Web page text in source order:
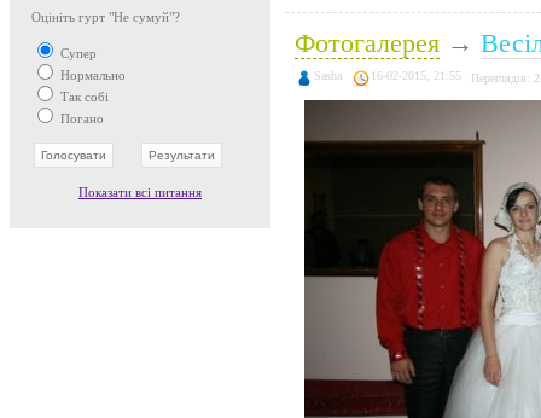
Оцініть гурт "Не сумуй"?
Супер
Нормально
Так собі
Погано
Показати всі питання
Фотогалерея →
Sasha 16-02-2015, 21:55 Переглядів: